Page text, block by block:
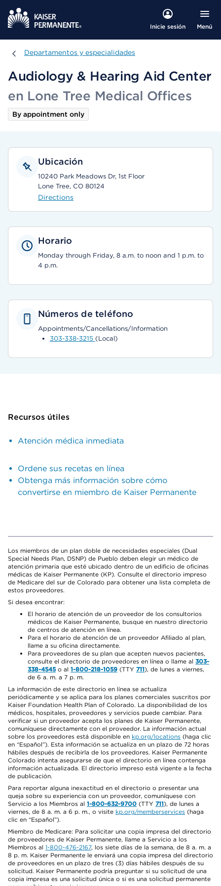
Inicie sesión Menú
Departamentos y especialidades
Departamentos y especialidades
Audiology & Hearing Aid Center
en Lone Tree Medical Offices
By appointment only
Ubicación
10240 Park Meadows Dr, 1st Floor
Lone Tree, CO 80124
Directions
Horario
Monday through Friday, 8 a.m. to noon and 1 p.m. to
4 p.m.
Números de teléfono
Appointments/Cancellations/Information
303-338-3215 (Local)
Recursos útiles
Atención médica inmediata
Ordene sus recetas en línea
Obtenga más información sobre cómo
convertirse en miembro de Kaiser Permanente
Los miembros de un plan doble de necesidades especiales (Dual
Special Needs Plan, DSNP) de Pueblo deben elegir un médico de
atención primaria que esté ubicado dentro de un edificio de oficinas
médicas de Kaiser Permanente (KP). Consulte el directorio impreso
de Medicare del sur de Colorado para obtener una lista completa de
estos proveedores.
Si desea encontrar:
El horario de atención de un proveedor de los consultorios
médicos de Kaiser Permanente, busque en nuestro directorio
de centros de atención en línea.
Para el horario de atención de un proveedor Afiliado al plan,
llame a su oficina directamente.
Para proveedores de su plan que acepten nuevos pacientes,
consulte el directorio de proveedores en línea o llame al 303-
338-4545o al 1-800-218-1059 (TTY 711), de lunes a viernes,
de 6 a. m. a 7 p. m.
La información de este directorio en línea se actualiza
periódicamente y se aplica para los planes comerciales suscritos por
Kaiser Foundation Health Plan of Colorado. La disponibilidad de los
médicos, hospitales, proveedores y servicios puede cambiar. Para
verificar si un proveedor acepta los planes de Kaiser Permanente,
comuníquese directamente con el proveedor. La información actual
sobre los proveedores está disponible en kp.org/locations (haga clic
en “Español”). Esta información se actualiza en un plazo de 72 horas
hábiles después de recibirla de los proveedores. Kaiser Permanente
Colorado intenta asegurarse de que el directorio en línea contenga
información actualizada. El directorio impreso está vigente a la fecha
de publicación.
Para reportar alguna inexactitud en el directorio o presentar una
queja sobre su experiencia con un proveedor, comuníquese con
Servicio a los Miembros al 1-800-632-9700 (TTY 711), de lunes a
viernes, de 8 a. m. a 6 p. m., o visite kp.org/memberservices (haga
clic en “Español”).
Miembro de Medicare: Para solicitar una copia impresa del directorio
de proveedores de Kaiser Permanente, llame a Servicio a los
Miembros al 1-800-476-2167, los siete días de la semana, de 8 a. m. a
8 p. m. Kaiser Permanente le enviará una copia impresa del directorio
de proveedores en un plazo de tres (3) días hábiles después de su
solicitud. Kaiser Permanente podría preguntar si su solicitud de una
copia impresa es una solicitud única o si es una solicitud permanente